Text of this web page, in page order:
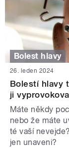
Bolest hlavy
26. leden 2024
Bolestí hlavy
ji
Máte někdy
nebo že máte
té vaší
jen unaveni?